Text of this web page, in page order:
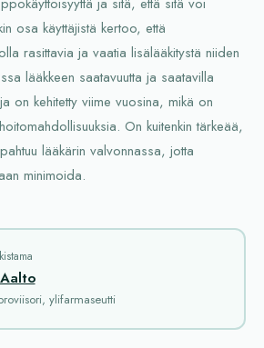
osa käyttäjistä kertoo, että
rasittavia ja vaatia lisälääkitystä niiden
lääkkeen saatavuutta ja saatavilla
on kehitetty viime vuosina, mikä on
On kuitenkin tärkeää,
lääkärin valvonnassa, jotta
minimoida.
ylifarmaseutti